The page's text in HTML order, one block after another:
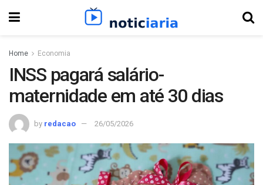
Home Economia
INSS pagará salário-
maternidade em até 30 dias
by redacao 26/05/2026